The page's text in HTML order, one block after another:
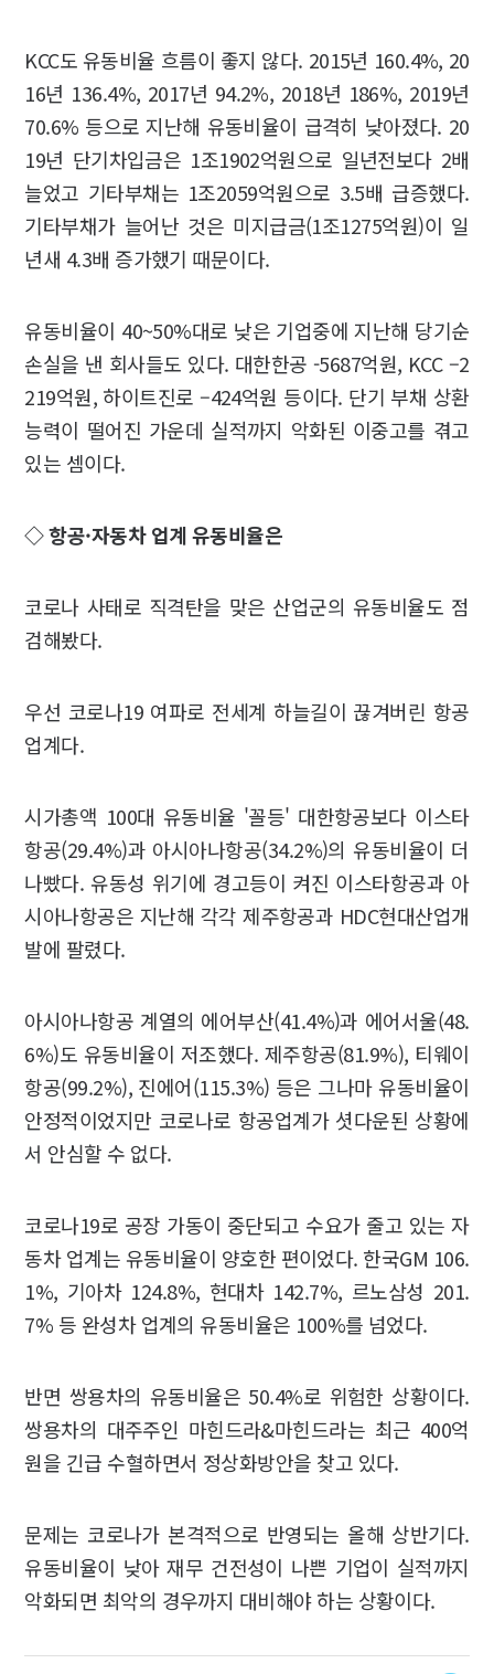
KCC도 유동비율 흐름이 좋지 않다. 2015년 160.4%, 20
16년 136.4%, 2017년 94.2%, 2018년 186%, 2019년
70.6% 등으로 지난해 유동비율이 급격히 낮아졌다. 20
19년 단기차입금은 1조1902억원으로 일년전보다 2배
늘었고 기타부채는 1조2059억원으로 3.5배 급증했다.
기타부채가 늘어난 것은 미지급금(1조1275억원)이 일
년새 4.3배 증가했기 때문이다.
유동비율이 40~50%대로 낮은 기업중에 지난해 당기순
손실을 낸 회사들도 있다. 대한한공 -5687억원, KCC –2
219억원, 하이트진로 –424억원 등이다. 단기 부채 상환
능력이 떨어진 가운데 실적까지 악화된 이중고를 겪고
있는 셈이다.
◇ 항공·자동차 업계 유동비율은
코로나 사태로 직격탄을 맞은 산업군의 유동비율도 점
검해봤다.
우선 코로나19 여파로 전세계 하늘길이 끊겨버린 항공
업계다.
시가총액 100대 유동비율 '꼴등' 대한항공보다 이스타
항공(29.4%)과 아시아나항공(34.2%)의 유동비율이 더
나빴다. 유동성 위기에 경고등이 켜진 이스타항공과 아
시아나항공은 지난해 각각 제주항공과 HDC현대산업개
발에 팔렸다.
아시아나항공 계열의 에어부산(41.4%)과 에어서울(48.
6%)도 유동비율이 저조했다. 제주항공(81.9%), 티웨이
항공(99.2%), 진에어(115.3%) 등은 그나마 유동비율이
안정적이었지만 코로나로 항공업계가 셧다운된 상황에
서 안심할 수 없다.
코로나19로 공장 가동이 중단되고 수요가 줄고 있는 자
동차 업계는 유동비율이 양호한 편이었다. 한국GM 106.
1%, 기아차 124.8%, 현대차 142.7%, 르노삼성 201.
7% 등 완성차 업계의 유동비율은 100%를 넘었다.
반면 쌍용차의 유동비율은 50.4%로 위험한 상황이다.
쌍용차의 대주주인 마힌드라&마힌드라는 최근 400억
원을 긴급 수혈하면서 정상화방안을 찾고 있다.
문제는 코로나가 본격적으로 반영되는 올해 상반기다.
유동비율이 낮아 재무 건전성이 나쁜 기업이 실적까지
악화되면 최악의 경우까지 대비해야 하는 상황이다.